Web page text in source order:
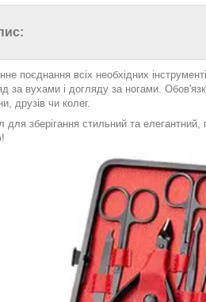
поєднання всіх необхідних
за вухами і догляду за ногами.
друзів чи колег.
для зберігання стильний та